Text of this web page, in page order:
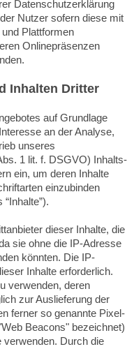
Datenschutzerklärung
Nutzer sofern diese mit
Plattformen
Onlinepräsenzen
Inhalten Dritter
auf Grundlage
an der Analyse,
unseres
1 lit. f. DSGVO) Inhalts-
ein, um deren Inhalte
einzubinden
dieser Inhalte, die
sie ohne die IP-Adresse
könnten. Die IP-
Inhalte erforderlich.
verwenden, deren
zur Auslieferung der
ferner so genannte Pixel-
Beacons" bezeichnet)
Durch die